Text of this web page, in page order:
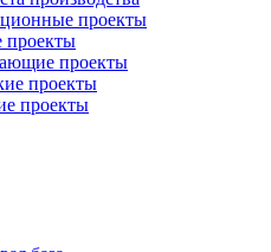
проекты
проекты
проекты
проекты